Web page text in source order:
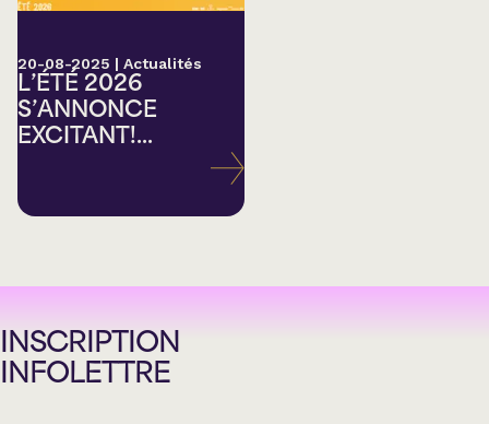
20-08-2025 | Actualités
L’ÉTÉ 2026
S’ANNONCE
EXCITANT!...
INSCRIPTION
INFOLETTRE